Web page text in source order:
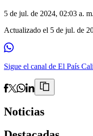
5 de jul. de 2024, 02:03 a. m.
Actualizado el 5 de jul. de
Sigue el canal de El País
Noticias